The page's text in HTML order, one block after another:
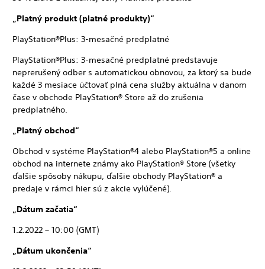
„Platný produkt (platné produkty)“
PlayStation®Plus: 3-mesačné predplatné
PlayStation®Plus: 3-mesačné predplatné predstavuje
neprerušený odber s automatickou obnovou, za ktorý sa bude
každé 3 mesiace účtovať plná cena služby aktuálna v danom
čase v obchode PlayStation® Store až do zrušenia
predplatného.
„Platný obchod“
Obchod v systéme PlayStation®4 alebo PlayStation®5 a online
obchod na internete známy ako PlayStation® Store (všetky
ďalšie spôsoby nákupu, ďalšie obchody PlayStation® a
predaje v rámci hier sú z akcie vylúčené).
„Dátum začatia“
1.2.2022 – 10:00 (GMT)
„Dátum ukončenia“